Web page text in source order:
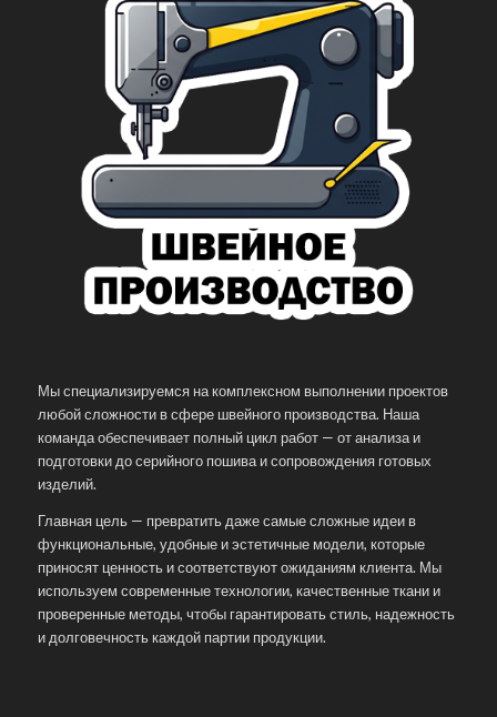
Мы специализируемся на комплексном выполнении проектов
любой сложности в сфере швейного производства. Наша
команда обеспечивает полный цикл работ — от анализа и
подготовки до серийного пошива и сопровождения готовых
изделий.
Главная цель — превратить даже самые сложные идеи в
функциональные, удобные и эстетичные модели, которые
приносят ценность и соответствуют ожиданиям клиента. Мы
используем современные технологии, качественные ткани и
проверенные методы, чтобы гарантировать стиль, надежность
и долговечность каждой партии продукции.